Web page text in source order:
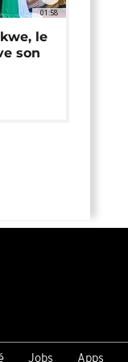
01:58
le
son
Jobs Apps